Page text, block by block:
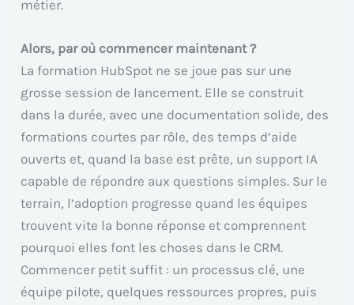
métier.
Alors, par où commencer maintenant ?
La formation HubSpot ne se joue pas sur une
grosse session de lancement. Elle se construit
dans la durée, avec une documentation solide, des
formations courtes par rôle, des temps d’aide
ouverts et, quand la base est prête, un support IA
capable de répondre aux questions simples. Sur le
terrain, l’adoption progresse quand les équipes
trouvent vite la bonne réponse et comprennent
pourquoi elles font les choses dans le CRM.
Commencer petit suffit : un processus clé, une
équipe pilote, quelques ressources propres, puis